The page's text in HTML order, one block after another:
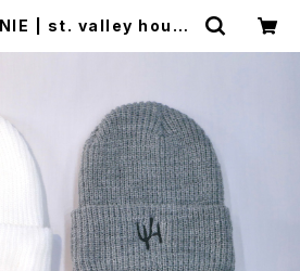
| st. valley house